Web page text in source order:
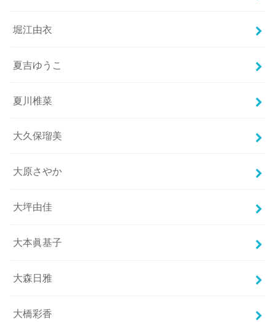
堀江由衣
夏吉ゆうこ
夏川椎菜
大久保瑠美
大原さやか
大坪由佳
大本眞基子
大森日雅
大橋彩香